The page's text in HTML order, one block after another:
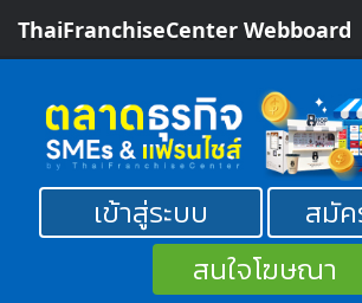
ThaiFranchiseCenter Webboard
เข้าสู่ระบบ
สมั
สนใจโฆษณา